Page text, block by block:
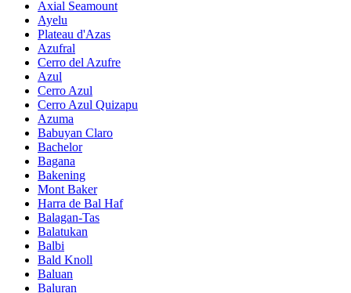
Axial Seamount
Ayelu
Plateau d'Azas
Azufral
Cerro del Azufre
Azul
Cerro Azul
Cerro Azul Quizapu
Azuma
Babuyan Claro
Bachelor
Bagana
Bakening
Mont Baker
Harra de Bal Haf
Balagan-Tas
Balatukan
Balbi
Bald Knoll
Baluan
Baluran